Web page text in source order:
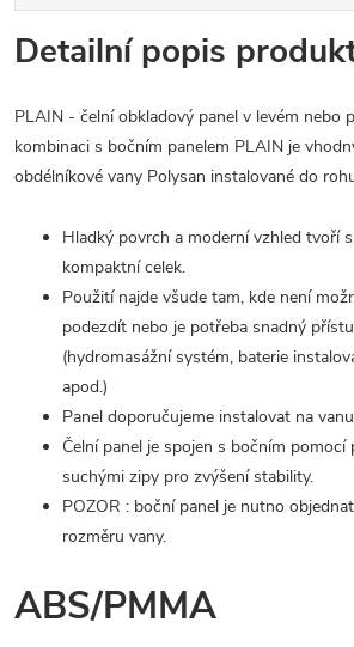
Detailní popis
PLAIN - čelní obkladový panel v levém nebo
kombinaci s bočním panelem PLAIN je
obdélníkové vany Polysan instalované do
Hladký povrch a moderní vzhled tvoří
kompaktní celek.
Použití najde všude tam, kde není
podezdít nebo je potřeba snadný
(hydromasážní systém, baterie
apod.)
Panel doporučujeme instalovat na
Čelní panel je spojen s bočním
suchými zipy pro zvýšení stability.
POZOR : boční panel je nutno
rozměru vany.
ABS/PMMA